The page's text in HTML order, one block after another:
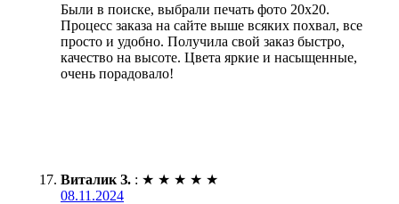
Были в поиске, выбрали печать фото 20х20.
Процесс заказа на сайте выше всяких похвал, все
просто и удобно. Получила свой заказ быстро,
качество на высоте. Цвета яркие и насыщенные,
очень порадовало!
Виталик З. : ★ ★ ★ ★ ★
08.11.2024